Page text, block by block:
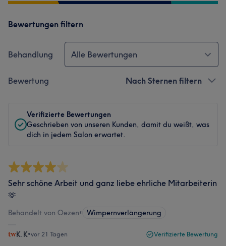
Bewertungen filtern
Behandlung Alle Bewertungen
Bewertung Nach Sternen filtern
Verifizierte Bewertungen
Geschrieben von unseren Kunden, damit du weißt, was
dich in jedem Salon erwartet.
Sehr schöne Arbeit und ganz liebe ehrliche Mitarbeiterin
🫶
Behandelt von Oezen• Wimpernverlängerung
K.K•vor 21 Tagen Verifizierte Bewertung